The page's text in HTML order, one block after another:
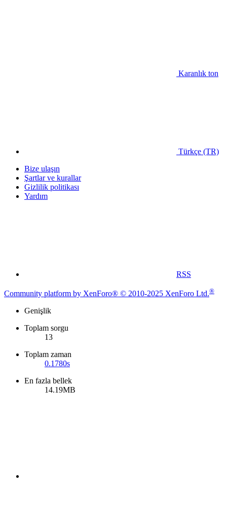
Karanlık ton
Türkçe (TR)
Bize ulaşın
Şartlar ve kurallar
Gizlilik politikası
Yardım
RSS
Community platform by XenForo® © 2010-2025 XenForo Ltd.®
Genişlik
Toplam sorgu
13
Toplam zaman
0.1780s
En fazla bellek
14.19MB